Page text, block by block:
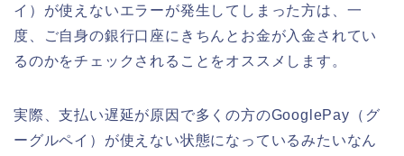
イ）が使えないエラーが発生してしまった方は、一
度、ご自身の銀行口座にきちんとお金が入金されてい
るのかをチェックされることをオススメします。
実際、支払い遅延が原因で多くの方のGooglePay（グ
ーグルペイ）が使えない状態になっているみたいなん